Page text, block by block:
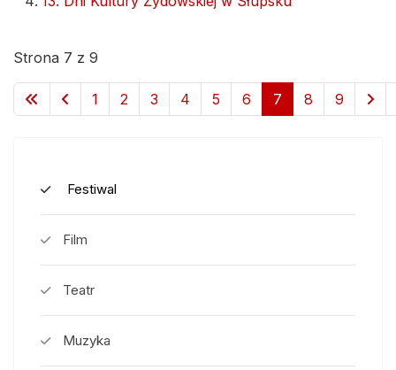
Strona 7 z 9
1 2 3 4 5 6 7 8 9
Festiwal
Film
Teatr
Muzyka